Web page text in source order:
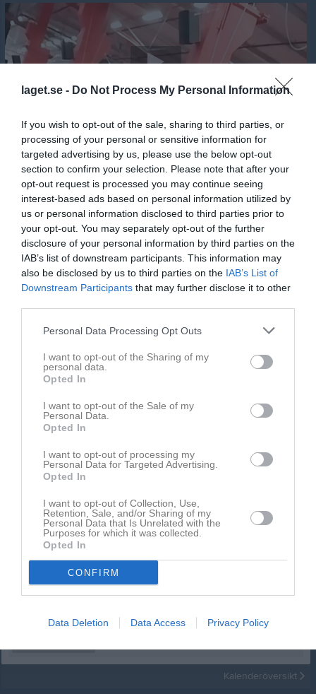
laget.se - Do Not Process My Personal Information
If you wish to opt-out of the sale, sharing to third parties, or
processing of your personal or sensitive information for
targeted advertising by us, please use the below opt-out
section to confirm your selection. Please note that after your
opt-out request is processed you may continue seeing
interest-based ads based on personal information utilized by
us or personal information disclosed to third parties prior to
your opt-out. You may separately opt-out of the further
disclosure of your personal information by third parties on the
IAB’s list of downstream participants. This information may
also be disclosed by us to third parties on the IAB’s List of
Downstream Participants that may further disclose it to other
Personal Data Processing Opt Outs
I want to opt-out of the Sharing of my
personal data.
Opted In
I want to opt-out of the Sale of my
Personal Data.
Opted In
I want to opt-out of processing my
Personal Data for Targeted Advertising.
Opted In
I want to opt-out of Collection, Use,
Retention, Sale, and/or Sharing of my
Personal Data that Is Unrelated with the
Purposes for which it was collected.
Opted In
CONFIRM
Data Deletion Data Access Privacy Policy
Jumpyard 2019 - 11
Senast uppdaterade album
Familjeträning 8/10-2022
6 bilder
Tidigare tävlingar Kommande tävlingar
Skåneserien 1 Knislinge
15 mar
Senior- och ungdom
Knislinge Judo Open
1 okt, 08:00
Startgruppen
Skåneserie 2
På gång Kalender
Fortsättningsgruppen Brännboll och grill
Fortsättningsgruppen Träning 24 aug, 17:30
Kalenderöversikt